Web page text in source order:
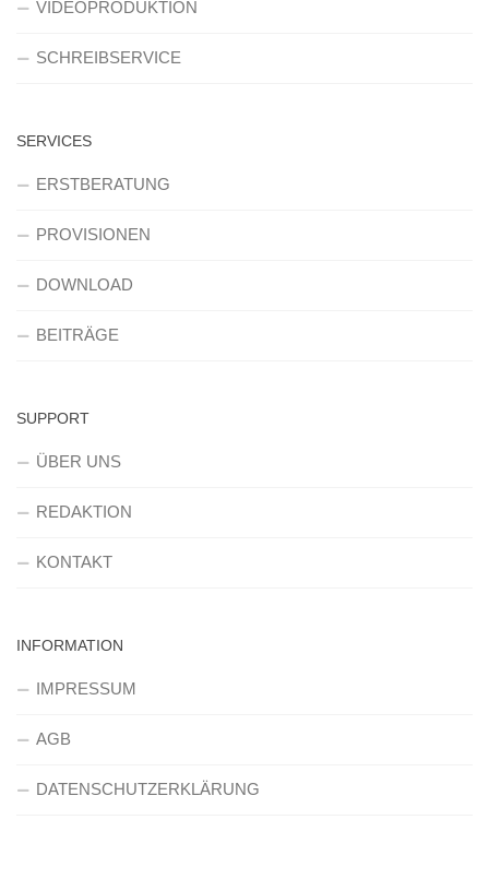
VIDEOPRODUKTION
SCHREIBSERVICE
SERVICES
ERSTBERATUNG
PROVISIONEN
DOWNLOAD
BEITRÄGE
SUPPORT
ÜBER UNS
REDAKTION
KONTAKT
INFORMATION
IMPRESSUM
AGB
DATENSCHUTZERKLÄRUNG